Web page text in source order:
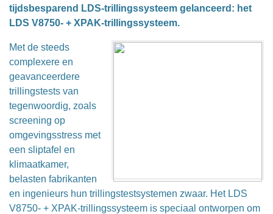
tijdsbesparend LDS-trillingssysteem gelanceerd: het
LDS V8750- + XPAK-trillingssysteem.
Met de steeds
complexere en
geavanceerdere
trillingstests van
tegenwoordig, zoals
screening op
omgevingsstress met
een sliptafel en
klimaatkamer,
belasten fabrikanten
en ingenieurs hun trillingstestsystemen zwaar. Het LDS
V8750- + XPAK-trillingssysteem is speciaal ontworpen om